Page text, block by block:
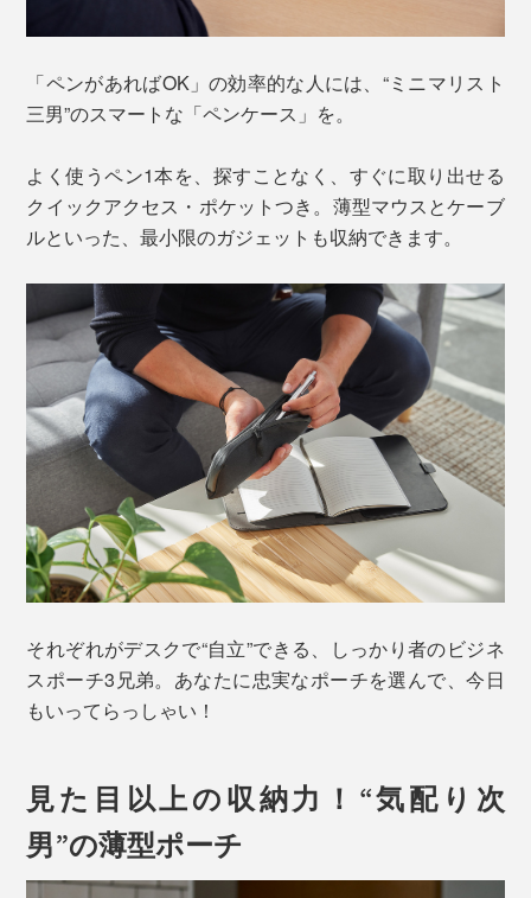
「ペンがあればOK」の効率的な人には、“ミニマリスト
三男”のスマートな「ペンケース」を。
よく使うペン1本を、探すことなく、すぐに取り出せる
クイックアクセス・ポケットつき。薄型マウスとケーブ
ルといった、最小限のガジェットも収納できます。
それぞれがデスクで“自立”できる、しっかり者のビジネ
スポーチ3兄弟。あなたに忠実なポーチを選んで、今日
もいってらっしゃい！
見た目以上の収納力！“気配り次
男”の薄型ポーチ